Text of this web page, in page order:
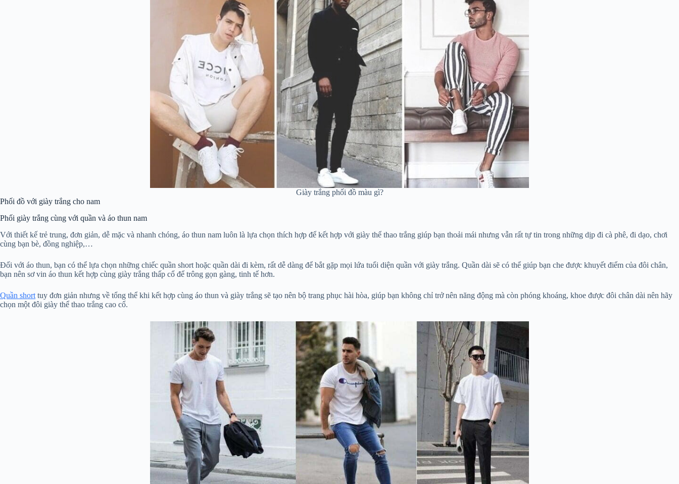
Giày trắng phối đồ màu gì?
Phối đồ với giày trắng cho nam
Phối giày trắng cùng với quần và áo thun nam
Với thiết kế trẻ trung, đơn giản, dễ mặc và nhanh chóng, áo thun nam luôn là lựa chọn thích hợp để kết hợp với giày thể thao trắng giúp bạn thoải mái nhưng vẫn rất tự tin trong những dịp đi cà phê, đi dạo, chơi
cùng bạn bè, đồng nghiệp,…
Đối với áo thun, bạn có thể lựa chọn những chiếc quần short hoặc quần dài đi kèm, rất dễ dàng để bắt gặp mọi lứa tuổi diện quần với giày trắng. Quần dài sẽ có thể giúp bạn che được khuyết điểm của đôi chân,
bạn nên sơ vin áo thun kết hợp cùng giày trắng thấp cổ để trông gọn gàng, tinh tế hơn.
Quần short tuy đơn giản nhưng về tổng thể khi kết hợp cùng áo thun và giày trắng sẽ tạo nên bộ trang phục hài hòa, giúp bạn không chỉ trở nên năng động mà còn phóng khoáng, khoe được đôi chân dài nên hãy
chọn một đôi giày thể thao trắng cao cổ.